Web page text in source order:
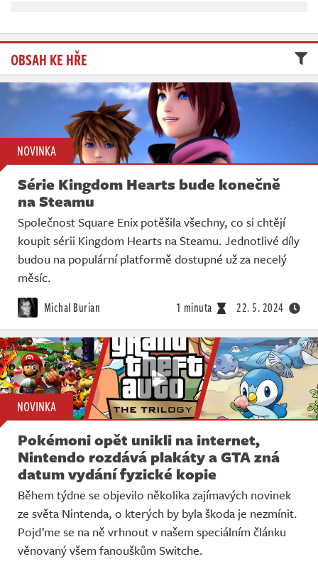
OBSAH KE HŘE
NOVINKA
Série Kingdom Hearts bude konečně
na Steamu
Společnost Square Enix potěšila všechny, co si chtějí
koupit sérii Kingdom Hearts na Steamu. Jednotlivé díly
budou na populární platformě dostupné už za necelý
měsíc.
Michal Burian 1 minuta 22. 5. 2024
NOVINKA
Pokémoni opět unikli na internet,
Nintendo rozdává plakáty a GTA zná
datum vydání fyzické kopie
Během týdne se objevilo několika zajímavých novinek
ze světa Nintenda, o kterých by byla škoda je nezmínit.
Pojďme se na ně vrhnout v našem speciálním článku
věnovaný všem fanouškům Switche.